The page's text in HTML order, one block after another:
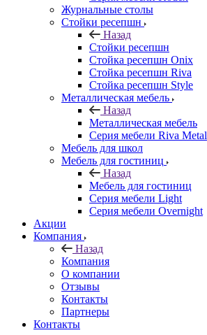
Журнальные столы
Стойки ресепшн
Назад
Стойки ресепшн
Стойка ресепшн Onix
Стойка ресепшн Riva
Стойка ресепшн Style
Металлическая мебель
Назад
Металлическая мебель
Серия мебели Riva Metal
Мебель для школ
Мебель для гостиниц
Назад
Мебель для гостиниц
Серия мебели Light
Серия мебели Overnight
Акции
Компания
Назад
Компания
О компании
Отзывы
Контакты
Партнеры
Контакты